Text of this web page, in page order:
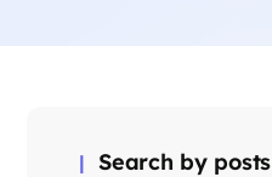
Search by posts